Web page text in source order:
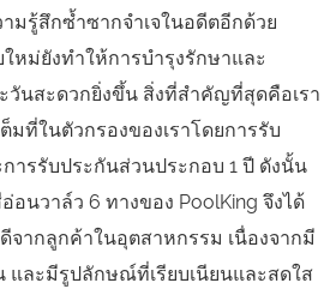
มรู้สึกซ้ำซากจำเจในอดีตอีกด้วย
หม่ยังทำให้การบำรุงรักษาและ
วันสะดวกยิ่งขึ้น สิ่งที่สำคัญที่สุดคือเรา
มที่ในตัวกรองของเราโดยการรับ
ารรับประกันส่วนประกอบ 1 ปี ดังนั้น
อนวาล์ว 6 ทางของ PoolKing จึงได้
จากลูกค้าในอุตสาหกรรม เนื่องจากมี
และมีรูปลักษณ์ที่เรียบเนียนและสดใส